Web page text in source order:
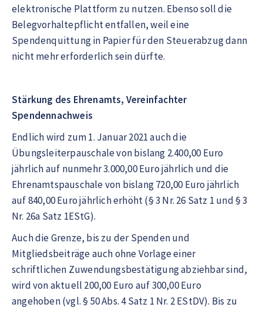
elektronische Plattform zu nutzen. Ebenso soll die
Belegvorhaltepflicht entfallen, weil eine
Spendenquittung in Papier für den Steuerabzug dann
nicht mehr erforderlich sein dürfte.
Stärkung des Ehrenamts, Vereinfachter
Spendennachweis
Endlich wird zum 1. Januar 2021 auch die
Übungsleiterpauschale von bislang 2.400,00 Euro
jährlich auf nunmehr 3.000,00 Euro jährlich und die
Ehrenamtspauschale von bislang 720,00 Euro jährlich
auf 840,00 Euro jährlich erhöht (§ 3 Nr. 26 Satz 1 und § 3
Nr. 26a Satz 1EStG).
Auch die Grenze, bis zu der Spenden und
Mitgliedsbeiträge auch ohne Vorlage einer
schriftlichen Zuwendungsbestätigung abziehbar sind,
wird von aktuell 200,00 Euro auf 300,00 Euro
angehoben (vgl. § 50 Abs. 4 Satz 1 Nr. 2 EStDV). Bis zu